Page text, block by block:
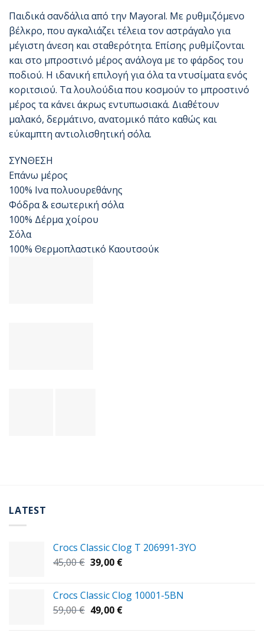
Παιδικά σανδάλια από την Mayoral. Με ρυθμιζόμενο
βέλκρο, που αγκαλιάζει τέλεια τον αστράγαλο για
μέγιστη άνεση και σταθερότητα. Επίσης ρυθμίζονται
και στο μπροστινό μέρος ανάλογα με το φάρδος του
ποδιού. Η ιδανική επιλογή για όλα τα ντυσίματα ενός
κοριτσιού. Τα λουλούδια που κοσμούν το μπροστινό
μέρος τα κάνει άκρως εντυπωσιακά. Διαθέτουν
μαλακό, δερμάτινο, ανατομικό πάτο καθώς και
εύκαμπτη αντιολισθητική σόλα.
ΣΥΝΘΕΣΗ
Επάνω μέρος
100% Ινα πολυουρεθάνης
Φόδρα & εσωτερική σόλα
100% Δέρμα χοίρου
Σόλα
100% Θερμοπλαστικό Καουτσούκ
LATEST
Crocs Classic Clog T 206991-3YΟ
45,00€ Original
45,00 €.
39,00 €Η
είναι:
39,00 €.
Crocs Classic Clog 10001-5BN
59,00€ Original
49,00 €Η